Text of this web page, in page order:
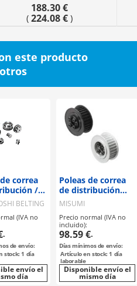
188.30 €
( 224.08 €)
este producto
correa
/
con
/
/
BELTING
(IVA no
-
de envío:
stock: 1 día
envío el
día
Poleas de correa
de distribución
con Bujes sin
chaveta
(accesorios de
fijación) /
manguito
compacto / S8M /
polea con brida
deseleccionable /
aluminio, acero
MISUMI
Precio normal (IVA no
incluido):
98.59 €-
Días mínimos de envío:
Artículo en stock: 1 día
laborable
Disponible envío el
mismo día